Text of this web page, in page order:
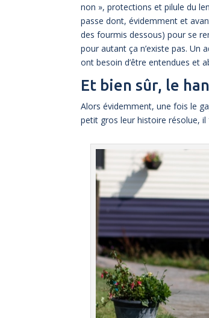
non », protections et pilule du
passe dont, évidemment et
des fourmis dessous) pour se
pour autant ça n’existe pas. Un
ont besoin d’être entendues et
Et bien sûr, le
Alors évidemment, une fois le
petit gros leur histoire résolue,